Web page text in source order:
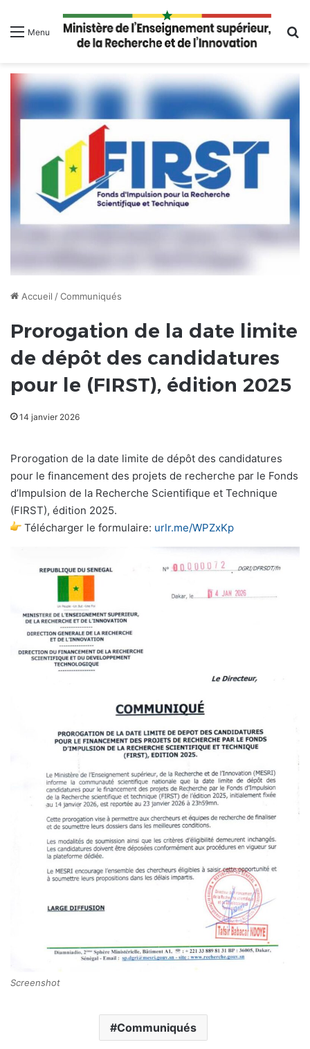
Menu
Accueil /Communiqués
Prorogation de la date limite
de dépôt des candidatures
pour le (FIRST), édition 2025
14 janvier 2026
Prorogation de la date limite de dépôt des candidatures
pour le financement des projets de recherche par le Fonds
d’Impulsion de la Recherche Scientifique et Technique
(FIRST), édition 2025.
Télécharger le formulaire: urlr.me/WPZxKp
Screenshot
Communiqués